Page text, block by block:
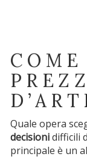
Quale opera
decisionidifficili
principale è un